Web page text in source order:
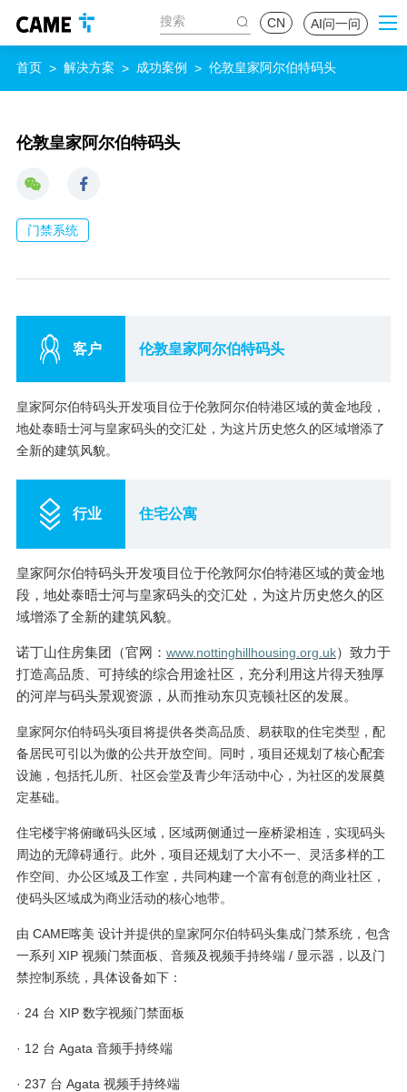
CN AI问一问
首页 > 解决方案 > 成功案例 > 伦敦皇家阿尔伯特码头
伦敦皇家阿尔伯特码头
门禁系统
客户 伦敦皇家阿尔伯特码头
皇家阿尔伯特码头开发项目位于伦敦阿尔伯特港区域的黄金地段，
地处泰晤士河与皇家码头的交汇处，为这片历史悠久的区域增添了
全新的建筑风貌。
行业 住宅公寓
皇家阿尔伯特码头开发项目位于伦敦阿尔伯特港区域的黄金地
段，地处泰晤士河与皇家码头的交汇处，为这片历史悠久的区
域增添了全新的建筑风貌。
诺丁山住房集团（官网： www.nottinghillhousing.org.uk）致力于
打造高品质、可持续的综合用途社区，充分利用这片得天独厚
的河岸与码头景观资源，从而推动东贝克顿社区的发展。
皇家阿尔伯特码头项目将提供各类高品质、易获取的住宅类型，配
备居民可引以为傲的公共开放空间。同时，项目还规划了核心配套
设施，包括托儿所、社区会堂及青少年活动中心，为社区的发展奠
定基础。
住宅楼宇将俯瞰码头区域，区域两侧通过一座桥梁相连，实现码头
周边的无障碍通行。此外，项目还规划了大小不一、灵活多样的工
作空间、办公区域及工作室，共同构建一个富有创意的商业社区，
使码头区域成为商业活动的核心地带。
由 CAME喀美 设计并提供的皇家阿尔伯特码头集成门禁系统，包含
一系列 XIP 视频门禁面板、音频及视频手持终端 / 显示器，以及门
禁控制系统，具体设备如下：
· 24 台 XIP 数字视频门禁面板
· 12 台 Agata 音频手持终端
· 237 台 Agata 视频手持终端